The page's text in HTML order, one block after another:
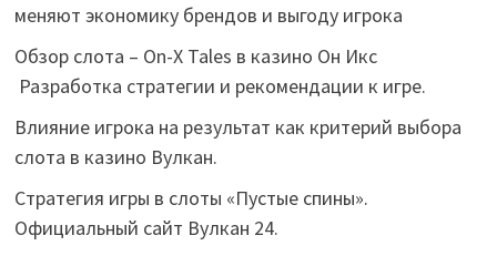
меняют экономику брендов и выгоду игрока
Обзор слота – On-X Tales в казино Он Икс
Разработка стратегии и рекомендации к игре.
Влияние игрока на результат как критерий выбора
слота в казино Вулкан.
Стратегия игры в слоты «Пустые спины».
Официальный сайт Вулкан 24.